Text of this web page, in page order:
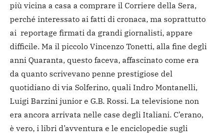
più vicina a casa a comprare il Corriere della Sera,
perché interessato ai fatti di cronaca, ma soprattutto
ai reportage firmati da grandi giornalisti, appare
difficile. Ma il piccolo Vincenzo Tonetti, alla fine degli
anni Quaranta, questo faceva, affascinato come era
da quanto scrivevano penne prestigiose del
quotidiano di via Solferino, quali Indro Montanelli,
Luigi Barzini junior e G.B. Rossi. La televisione non
era ancora arrivata nelle case degli Italiani. C’erano,
è vero, i libri d’avventura e le enciclopedie sugli